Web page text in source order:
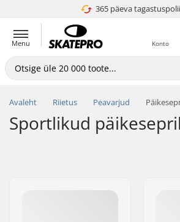
365 päeva4.8 paljaks 5
Menu Konto
Avaleht Riietus Peavarjud
Sportlikud